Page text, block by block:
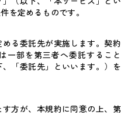
を定めるものです。
る委託先が実施します。契約
一部を第三者へ委託すること
、「委託先」といいます。）を
方が、本規約に同意の上、第